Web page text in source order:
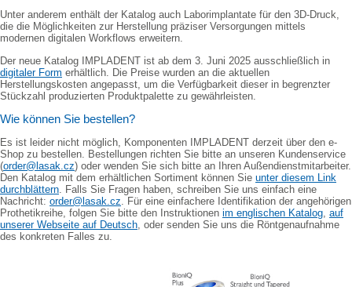
Unter anderem enthält der Katalog auch Laborimplantate für den 3D-Druck,
die die Möglichkeiten zur Herstellung präziser Versorgungen mittels
modernen digitalen Workflows erweitern.
Der neue Katalog IMPLADENT ist ab dem 3. Juni 2025 ausschließlich in
digitaler Form erhältlich. Die Preise wurden an die aktuellen
Herstellungskosten angepasst, um die Verfügbarkeit dieser in begrenzter
Stückzahl produzierten Produktpalette zu gewährleisten.
Wie können Sie bestellen?
Es ist leider nicht möglich, Komponenten IMPLADENT derzeit über den e-
Shop zu bestellen. Bestellungen richten Sie bitte an unseren Kundenservice
(order@lasak.cz) oder wenden Sie sich bitte an Ihren Außendienstmitarbeiter.
Den Katalog mit dem erhältlichen Sortiment können Sie unter diesem Link
durchblättern . Falls Sie Fragen haben, schreiben Sie uns einfach eine
Nachricht: order@lasak.cz . Für eine einfachere Identifikation der angehörigen
Prothetikreihe, folgen Sie bitte den Instruktionen im englischen Katalog auf
unserer Webseite auf Deutsch , oder senden Sie uns die Röntgenaufnahme
des konkreten Falles zu.